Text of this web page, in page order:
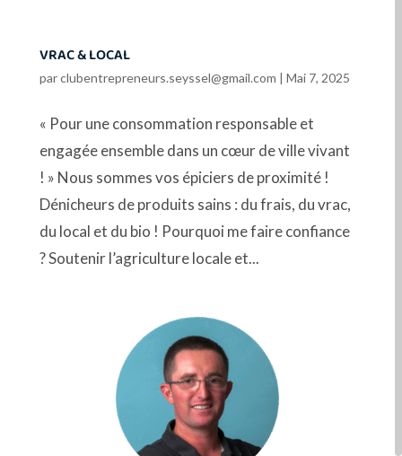
VRAC & LOCAL
parclubentrepreneurs.seyssel@gmail.com | Mai 7, 2025
« Pour une consommation responsable et
engagée ensemble dans un cœur de ville vivant
! » Nous sommes vos épiciers de proximité !
Dénicheurs de produits sains : du frais, du vrac,
du local et du bio ! Pourquoi me faire confiance
? Soutenir l’agriculture locale et...